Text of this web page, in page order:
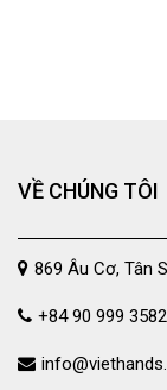
VỀ CHÚNG TÔI
869 Âu Cơ, Tân
+84 90 999